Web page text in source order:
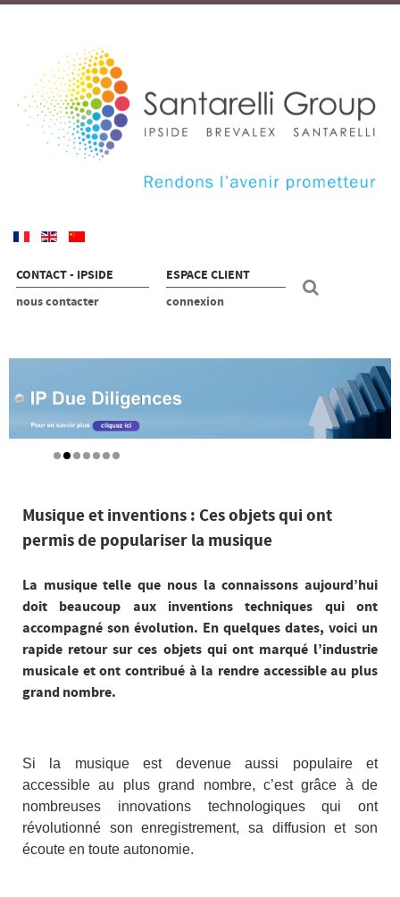
CONTACT - IPSIDE
nous contacter
ESPACE CLIENT
connexion
Musique et inventions : Ces objets qui ont
permis de populariser la musique
La musique telle que nous la connaissons aujourd’hui
doit beaucoup aux inventions techniques qui ont
accompagné son évolution. En quelques dates, voici un
rapide retour sur ces objets qui ont marqué l’industrie
musicale et ont contribué à la rendre accessible au plus
grand nombre.
Si la musique est devenue aussi populaire et
accessible au plus grand nombre, c’est grâce à de
nombreuses innovations technologiques qui ont
révolutionné son enregistrement, sa diffusion et son
écoute en toute autonomie.